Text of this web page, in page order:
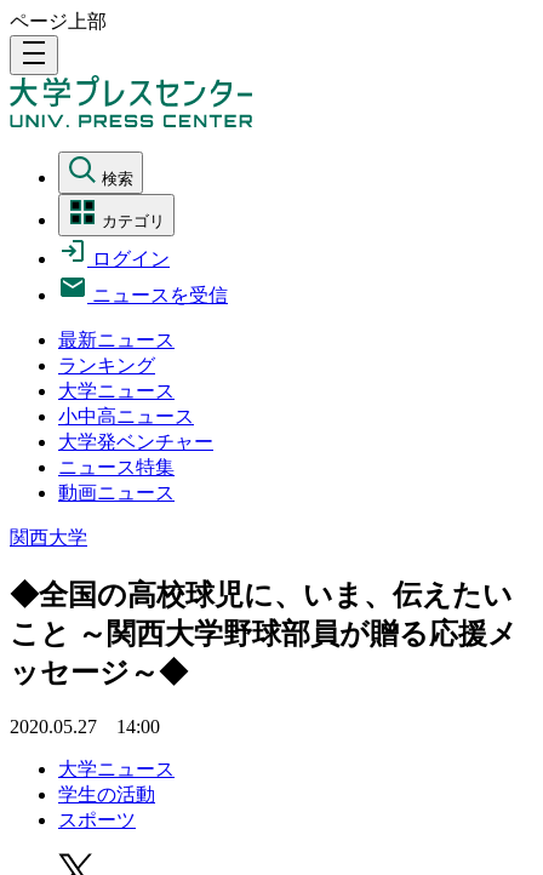
ページ上部
density_medium
検索
カテゴリ
ログイン
ニュースを受信
最新ニュース
ランキング
大学ニュース
小中高ニュース
大学発ベンチャー
ニュース特集
動画ニュース
関西大学
◆全国の高校球児に、いま、伝えたい
こと ～関西大学野球部員が贈る応援メ
ッセージ～◆
2020.05.27 14:00
大学ニュース
学生の活動
スポーツ